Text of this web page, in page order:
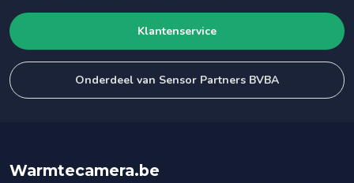
Klantenservice
Onderdeel van Sensor Partners BVBA
Warmtecamera.be